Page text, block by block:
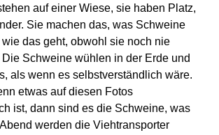
auf einer Wiese, sie haben Platz,
Sie machen das, was Schweine
das geht, obwohl sie noch nie
Schweine wühlen in der Erde und
als wenn es selbstverständlich wäre.
etwas auf diesen Fotos
ist, dann sind es die Schweine, was
werden die Viehtransporter